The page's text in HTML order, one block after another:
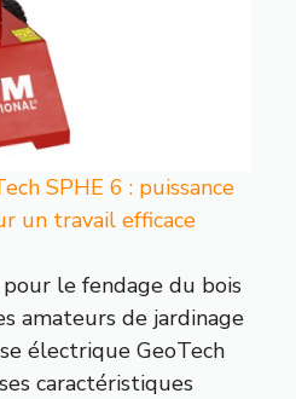
SPHE 6 : puissance
un travail efficace
le fendage du bois
amateurs de jardinage
électrique GeoTech
caractéristiques